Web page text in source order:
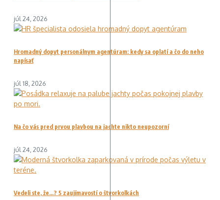
júl 24, 2026
Hromadný dopyt personálnym agentúram: kedy sa oplatí a čo do neho
napísať
júl 18, 2026
Na čo vás pred prvou plavbou na jachte nikto neupozorní
júl 24, 2026
Vedeli ste, že…? 5 zaujímavostí o štvorkolkách